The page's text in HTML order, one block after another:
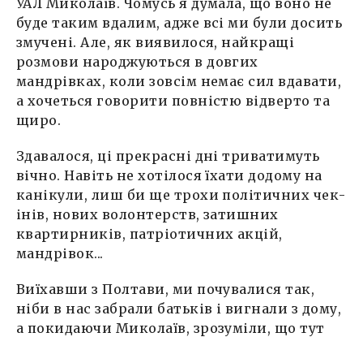
буде таким вдалим, адже всі ми були досить
змучені. Але, як виявилося, найкращі
розмови народжуються в довгих
мандрівках, коли зовсім немає сил вдавати,
а хочеться говорити повністю відверто та
щиро.
Здавалося, ці прекрасні дні триватимуть
вічно. Навіть не хотілося їхати додому на
канікули, лиш би ще трохи політичних чек-
інів, нових волонтерств, затишних
квартирників, патріотичних акцій,
мандрівок...
Виїхавши з Полтави, ми почувалися так,
ніби в нас забрали батьків і вигнали з дому,
а покидаючи Миколаїв, зрозуміли, що тут